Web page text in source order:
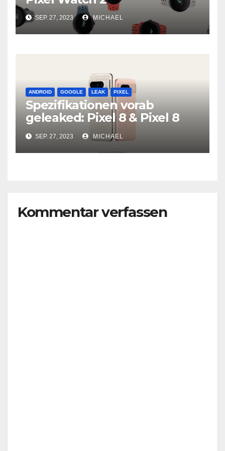
SEP. 27, 2023 MICHAEL
ANDROID GOOGLE LEAK PIXEL
Spezifikationen vorab
geleaked: Pixel 8 & Pixel 8
ProSEP. 27, 2023 MICHAEL
Kommentar verfassen